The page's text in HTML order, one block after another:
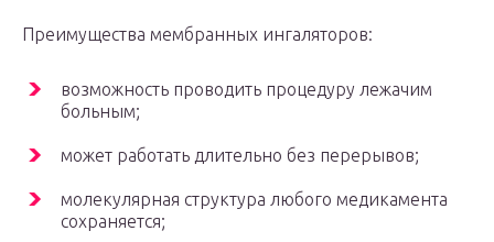
Преимущества мембранных ингаляторов:
возможность проводить процедуру лежачим
больным;
может работать длительно без перерывов;
молекулярная структура любого медикамента
сохраняется;